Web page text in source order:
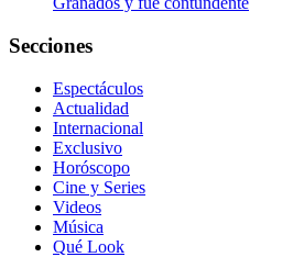
Secciones
Espectáculos
Actualidad
Internacional
Exclusivo
Horóscopo
Cine y Series
Videos
Música
Qué Look